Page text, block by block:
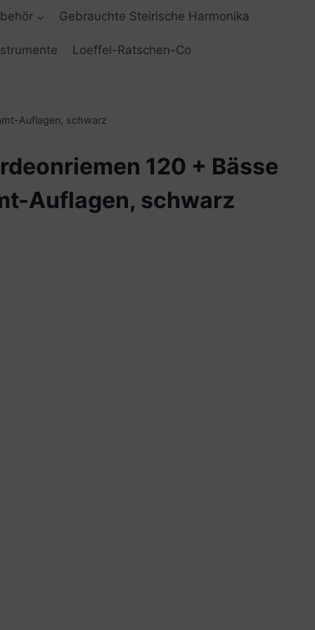
Gebrauchte Steirische Harmonika
Loeffel-Ratschen-Co
Auflagen, schwarz
120 + Bässe
Auflagen, schwarz